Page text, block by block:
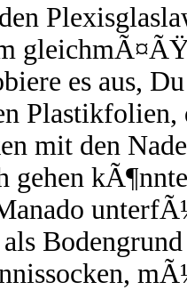
es aus,
Plastikfolien,
mit den
gehen